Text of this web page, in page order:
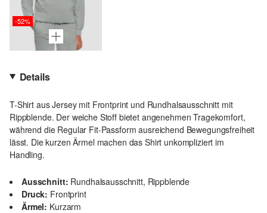
-52%
Details
T-Shirt aus Jersey mit Frontprint und Rundhalsausschnitt mit
Rippblende. Der weiche Stoff bietet angenehmen Tragekomfort,
während die Regular Fit-Passform ausreichend Bewegungsfreiheit
lässt. Die kurzen Ärmel machen das Shirt unkompliziert im
Handling.
Ausschnitt: Rundhalsausschnitt, Rippblende
Druck: Frontprint
Ärmel: Kurzarm